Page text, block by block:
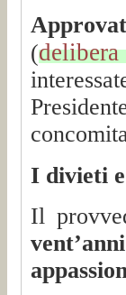
(
I divieti
Il